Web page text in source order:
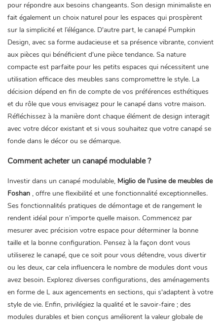
pour répondre aux besoins changeants. Son design minimaliste en
fait également un choix naturel pour les espaces qui prospèrent
sur la simplicité et l’élégance. D'autre part, le canapé Pumpkin
Design, avec sa forme audacieuse et sa présence vibrante, convient
aux pièces qui bénéficient d'une pièce tendance. Sa nature
compacte est parfaite pour les petits espaces qui nécessitent une
utilisation efficace des meubles sans compromettre le style. La
décision dépend en fin de compte de vos préférences esthétiques
et du rôle que vous envisagez pour le canapé dans votre maison.
Réfléchissez à la manière dont chaque élément de design interagit
avec votre décor existant et si vous souhaitez que votre canapé se
fonde dans le décor ou se démarque.
Comment acheter un canapé modulable ?
Investir dans un canapé modulable, Miglio de l'usine de meubles de
Foshan , offre une flexibilité et une fonctionnalité exceptionnelles.
Ses fonctionnalités pratiques de démontage et de rangement le
rendent idéal pour n’importe quelle maison. Commencez par
mesurer avec précision votre espace pour déterminer la bonne
taille et la bonne configuration. Pensez à la façon dont vous
utiliserez le canapé, que ce soit pour vous détendre, vous divertir
ou les deux, car cela influencera le nombre de modules dont vous
avez besoin. Explorez diverses configurations, des aménagements
en forme de L aux agencements en sections, qui s'adaptent à votre
style de vie. Enfin, privilégiez la qualité et le savoir-faire ; des
modules durables et bien conçus améliorent la valeur globale de